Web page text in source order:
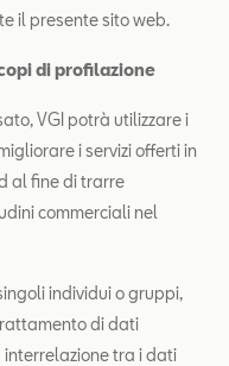
il presente sito web.
di profilazione
VGI potrà utilizzare i
i servizi offerti in
al fine di trarre
commerciali nel
individui o gruppi,
di dati
tra i dati